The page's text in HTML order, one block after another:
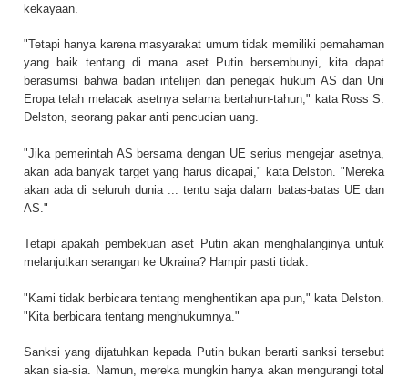
kekayaan.
"Tetapi hanya karena masyarakat umum tidak memiliki pemahaman
yang baik tentang di mana aset Putin bersembunyi, kita dapat
berasumsi bahwa badan intelijen dan penegak hukum AS dan Uni
Eropa telah melacak asetnya selama bertahun-tahun," kata Ross S.
Delston, seorang pakar anti pencucian uang.
"Jika pemerintah AS bersama dengan UE serius mengejar asetnya,
akan ada banyak target yang harus dicapai," kata Delston. "Mereka
akan ada di seluruh dunia ... tentu saja dalam batas-batas UE dan
AS."
Tetapi apakah pembekuan aset Putin akan menghalanginya untuk
melanjutkan serangan ke Ukraina? Hampir pasti tidak.
"Kami tidak berbicara tentang menghentikan apa pun," kata Delston.
"Kita berbicara tentang menghukumnya."
Sanksi yang dijatuhkan kepada Putin bukan berarti sanksi tersebut
akan sia-sia. Namun, mereka mungkin hanya akan mengurangi total